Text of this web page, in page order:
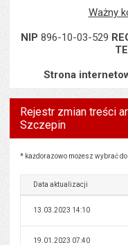
Ważny
NIP 896-10-03-529
Strona
Rejestr zmian treści
Szczepin
Rejestr zmian treści artykułu:
* każdorazowo możesz wybrać
Data aktualizacji
13.03.2023 14:10
19.01.2023 07:40